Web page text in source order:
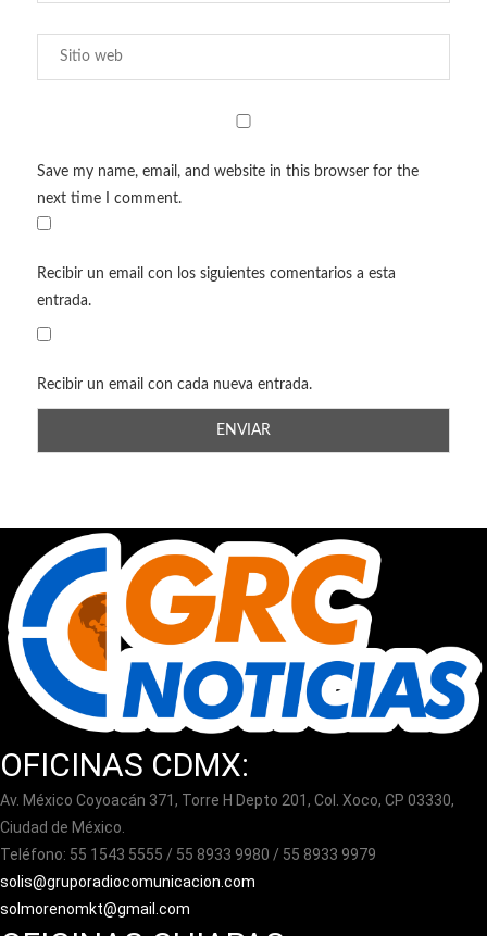
Save my name, email, and website in this browser for the
next time I comment.
Recibir un email con los siguientes comentarios a esta
entrada.
Recibir un email con cada nueva entrada.
OFICINAS CDMX:
Av. México Coyoacán 371, Torre H Depto 201, Col. Xoco, CP 03330,
Ciudad de México.
Teléfono: 55 1543 5555 / 55 8933 9980 / 55 8933 9979
solis@gruporadiocomunicacion.com
solmorenomkt@gmail.com